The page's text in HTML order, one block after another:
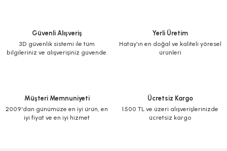
Güvenli Alışveriş
3D güvenlik sistemi ile tüm
bilgileriniz ve alışverişiniz güvende.
Yerli Üretim
Hatay'ın en doğal ve kaliteli yöresel
ürünleri
Müşteri Memnuniyeti
2009'dan günümüze en iyi ürün, en
iyi fiyat ve en iyi hizmet
Ücretsiz Kargo
1.500 TL ve üzeri alışverişlerinizde
ücretsiz kargo